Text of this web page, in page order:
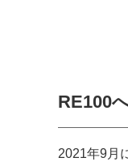
RE100
2021年9月